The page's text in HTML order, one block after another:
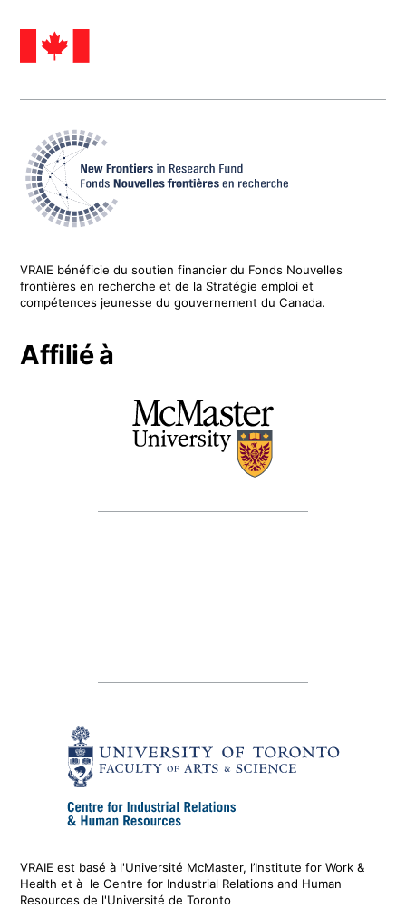
VRAIE bénéficie du soutien financier du Fonds Nouvelles
frontières en recherche et de la Stratégie emploi et
compétences jeunesse du gouvernement du Canada.
Affilié à
VRAIE est basé à l'Université McMaster, l’Institute for Work &
Healthetà leCentre for Industrial Relations and Human
Resources de l'Université de Toronto